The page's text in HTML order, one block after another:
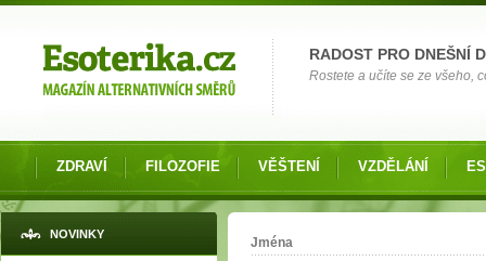
RADOST PRO DNEŠNÍ
Rostete a učíte se ze všeho,
ZDRAVÍ FILOZOFIE VĚŠTENÍ VZDĚLÁNÍ
NOVINKY Jste zde
Jména